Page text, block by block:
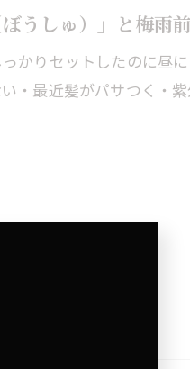
うしゅ）」と梅雨
かりセットしたのに昼
・最近髪がパサつく・